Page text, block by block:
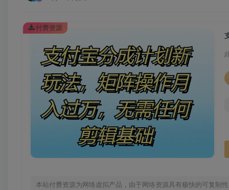
本站付费资源为网络虚拟产品，由于网络资源具有极快的可复制
付费资源